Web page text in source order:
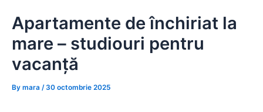
content
Apartamente de închiriat la
mare – studiouri pentru
vacanță
By mara /30 octombrie 2025